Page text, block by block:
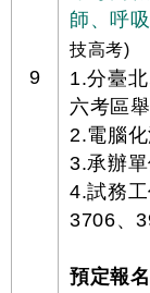
9
師、呼
技高考)
1.分臺
六考區舉
2.電腦化
3.承辦
4.試務
3706、
預定報